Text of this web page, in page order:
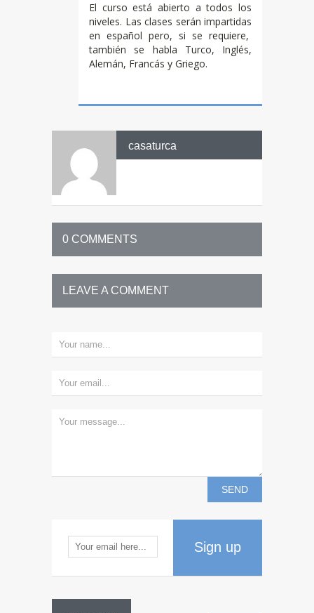
El curso está abierto a todos los
niveles. Las clases serán impartidas
en español pero, si se requiere,
también se habla Turco, Inglés,
Alemán, Francás y Griego.
casaturca
0 COMMENTS
LEAVE A COMMENT
Sign up